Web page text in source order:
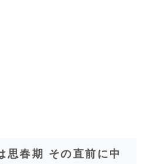
思春期 その直前に中